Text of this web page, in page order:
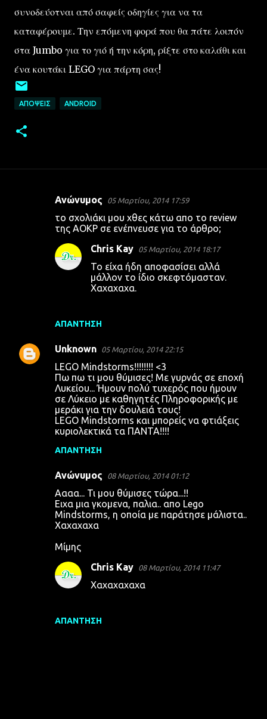
συνοδεύοτναι από σαφείς οδηγίες για να τα
καταφέρουμε. Την επόμενη φορά που θα πάτε λοιπόν
στα Jumbo για το γιό ή την κόρη, ρίξτε στο καλάθι και
ένα κουτάκι LEGO για πάρτη σας!
ΑΠΌΨΕΙΣ ANDROID
Ανώνυμος 05 Μαρτίου, 2014 17:59
το σχολιάκι μου χθες κάτω απο το review
της AOKP σε ενέπνευσε για το άρθρο;
ΑΠΆΝΤΗΣΗ
Chris Kay 05 Μαρτίου, 2014 18:17
Το είχα ήδη αποφασίσει αλλά
μάλλον το ίδιο σκεφτόμασταν.
Χαχαχαχα.
Unknown 05 Μαρτίου, 2014 22:15
LEGO Mindstorms!!!!!!!! <3
Πω πω τι μου θύμισες! Με γυρνάς σε εποχή
Λυκείου... Ήμουν πολύ τυχερός που ήμουν
σε Λύκειο με καθηγητές Πληροφορικής με
μεράκι για την δουλειά τους!
LEGO Mindstorms και μπορείς να φτιάξεις
κυριολεκτικά τα ΠΑΝΤΑ!!!!
ΑΠΆΝΤΗΣΗ
Ανώνυμος 08 Μαρτίου, 2014 01:12
Αααα... Τι μου θύμισες τώρα...!!
Ειχα μια γκομενα, παλια.. απο Lego
Mindstorms, η οποία με παράτησε μάλιστα..
Χαχαχαχα
Μίμης
ΑΠΆΝΤΗΣΗ
Chris Kay 08 Μαρτίου, 2014 11:47
Χαχαχαχαχα